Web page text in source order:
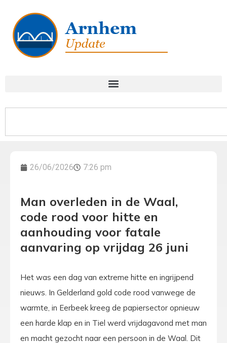
26/06/2026 7:26 pm
Man overleden in de Waal,
code rood voor hitte en
aanhouding voor fatale
aanvaring op vrijdag 26 juni
Het was een dag van extreme hitte en ingrijpend
nieuws. In Gelderland gold code rood vanwege de
warmte, in Eerbeek kreeg de papiersector opnieuw
een harde klap en in Tiel werd vrijdagavond met man
en macht gezocht naar een persoon in de Waal. Dit